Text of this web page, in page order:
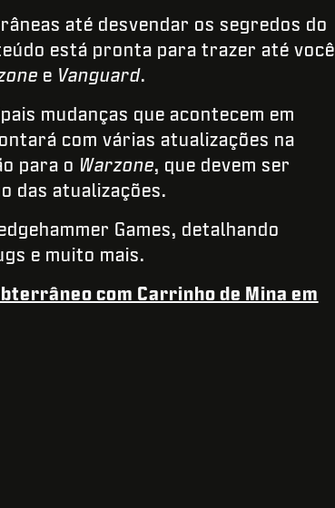
até desvendar os segredos do
está pronta para trazer até você
e Vanguard.
mudanças que acontecem em
com várias atualizações na
para o Warzone, que devem ser
das atualizações.
Games, detalhando
e muito mais.
com Carrinho de Mina em